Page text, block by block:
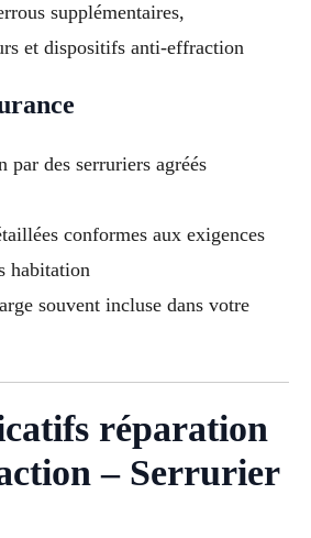
supplémentaires,
et dispositifs anti-effraction
par des serruriers agréés
conformes aux exigences
habitation
souvent incluse dans votre
réparation
– Serrurier